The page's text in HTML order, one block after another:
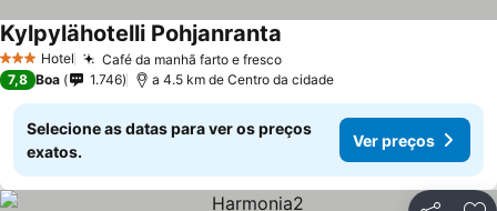
3 EstrelasHotel Café da manhã farto e fresco
Kylpylähotelli Pohjanranta
7,8 Boa 1.746 a 4.5 km de Centro da cidade
Selecione as datas para ver os preços
exatos.
Ver preços